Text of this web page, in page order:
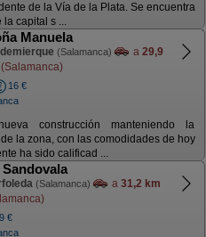
de la Vía de la Plata. Se encuentra
la capital s ...
Manuela
(Salamanca) a 29,9
16 €
construcción manteniendo la
la zona, con las comodidades de hoy
ha sido calificad ...
(Salamanca) a 31,2 km
€